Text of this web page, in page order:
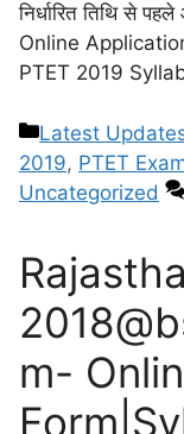
निर्धारित तिथि से
Online
PTET 2019
Latest
2019, PTET
Uncategorized
m-